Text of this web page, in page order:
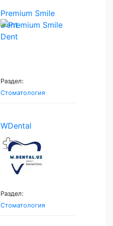
Premium Smile
Dent
Раздел:
Стоматология
WDental
Раздел:
Стоматология